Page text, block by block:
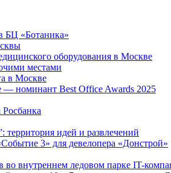
БЦ «Ботаника»
оборудования в Москве
местами
в Москве
— номинант Best Office Awards 2025
идей и развлечений
3» для девелопера «Донстрой»
во внутреннем ледовом парке IT-